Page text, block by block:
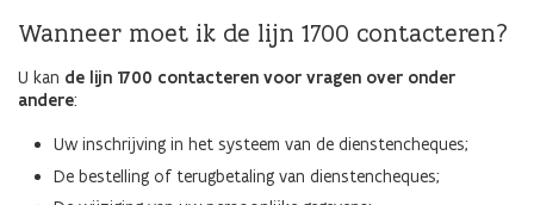
Wanneer moet ik de lijn 1700 contacteren?
U kan de lijn 1700 contacteren voor vragen over onder
andere:
Uw inschrijving in het systeem van de dienstencheques;
De bestelling of terugbetaling van dienstencheques;